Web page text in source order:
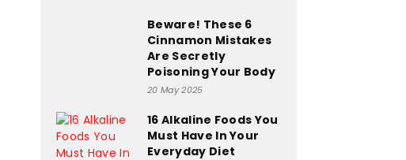
Beware! These 6
Cinnamon Mistakes
Are Secretly
Poisoning Your Body
20 May 2025
16 Alkaline Foods You
Must Have In Your
Everyday Diet